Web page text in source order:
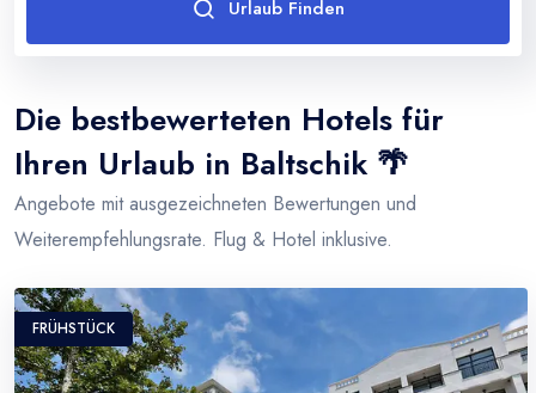
Urlaub Finden
Die bestbewerteten Hotels für
Ihren Urlaub in Baltschik 🌴
Angebote mit ausgezeichneten Bewertungen und
Weiterempfehlungsrate. Flug & Hotel inklusive.
FRÜHSTÜCK